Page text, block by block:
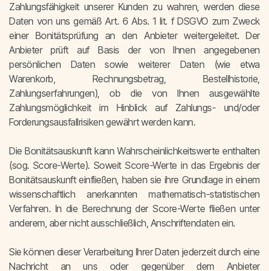
Zahlungsfähigkeit unserer Kunden zu wahren, werden diese
Daten von uns gemäß Art. 6 Abs. 1 lit. f DSGVO zum Zweck
einer Bonitätsprüfung an den Anbieter weitergeleitet. Der
Anbieter prüft auf Basis der von Ihnen angegebenen
persönlichen Daten sowie weiterer Daten (wie etwa
Warenkorb, Rechnungsbetrag, Bestellhistorie,
Zahlungserfahrungen), ob die von Ihnen ausgewählte
Zahlungsmöglichkeit im Hinblick auf Zahlungs- und/oder
Forderungsausfallrisiken gewährt werden kann.
Die Bonitätsauskunft kann Wahrscheinlichkeitswerte enthalten
(sog. Score-Werte). Soweit Score-Werte in das Ergebnis der
Bonitätsauskunft einfließen, haben sie ihre Grundlage in einem
wissenschaftlich anerkannten mathematisch-statistischen
Verfahren. In die Berechnung der Score-Werte fließen unter
anderem, aber nicht ausschließlich, Anschriftendaten ein.
Sie können dieser Verarbeitung Ihrer Daten jederzeit durch eine
Nachricht an uns oder gegenüber dem Anbieter